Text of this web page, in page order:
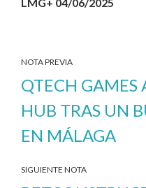
NOTA PREVIA
QTECH GAMES
HUB TRAS UN
EN MÁLAGA
SIGUIENTE NOTA